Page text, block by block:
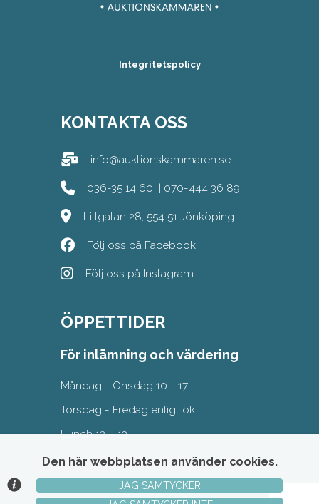
Integritetspolicy
KONTAKTA OSS
info@auktionskammaren.se
036-35 14 60 | 070-444 36 89
Lillgatan 28, 554 51 Jönköping
Följ oss på Facebook
Följ oss på Instagram
ÖPPETTIDER
För inlämning och värdering
Måndag - Onsdag 10 - 17
Torsdag - Fredag enligt ök
Lunch 12 – 13
© Argonova Auktionsplattform 2026
Den här webbplatsen använder cookies.
JAG SAMTYCKER